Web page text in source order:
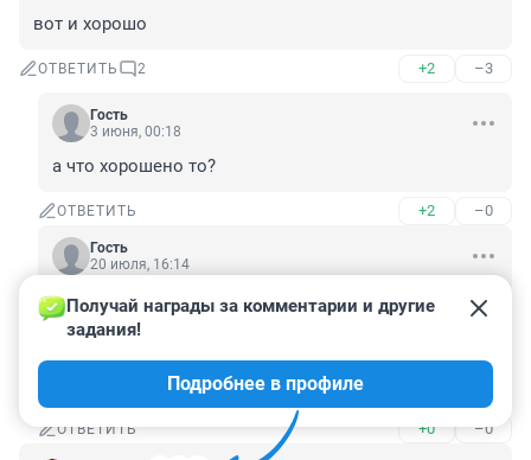
вот и хорошо
ОТВЕТИТЬ 2 +2 –3
Гость
3 июня, 00:18
а что хорошено то?
ОТВЕТИТЬ +2 –0
Гость
20 июля, 16:14
Гость3 июня, 00:18
а что хорошено то?
А Баба-Яга против.
ОТВЕТИТЬ +0 –0
Получай награды за комментарии и другие
задания!
Подробнее в профиле